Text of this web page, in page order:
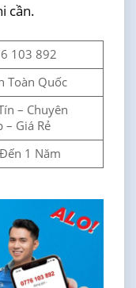
cần.
103 892
Toàn Quốc
– Chuyên
– Giá Rẻ
1 Năm